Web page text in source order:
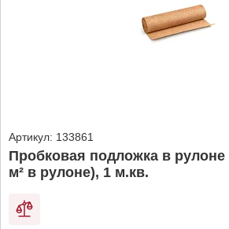
Артикул: 133861
Пробковая подложка в
м² в рулоне), 1 м.кв.